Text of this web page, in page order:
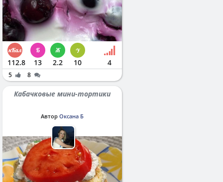
112.8 13 2.2 10 4
5 8
Кабачковые мини-тортики
Автор Оксана Б